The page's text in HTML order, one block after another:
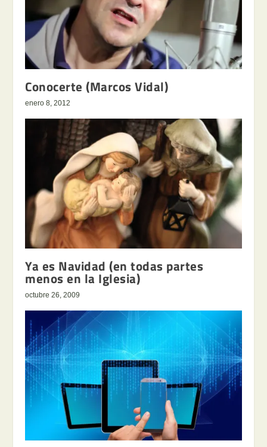
Conocerte (Marcos Vidal)
enero 8, 2012
Ya es Navidad (en todas partes
menos en la Iglesia)
octubre 26, 2009